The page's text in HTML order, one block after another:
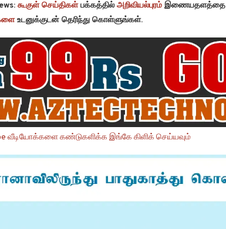
கூகுள் செய்திகள்பக்கத்தில் அறிவியல்புரம் இணையதளத்தை
உடனுக்குடன் தெரிந்து கொள்ளுங்கள்.
வீடியோக்களை கண்டுகளிக்க இங்கே கிளிக் செய்யவும்